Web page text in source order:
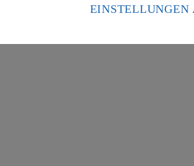
Risiko eines Zugriffs durch US-amerikanische
EINSTELLUNGEN